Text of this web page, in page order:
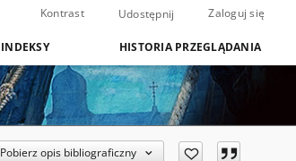
Kontrast Udostępnij Zaloguj się
INDEKSY HISTORIA PRZEGLĄDANIA
Pobierz opis bibliograficzny